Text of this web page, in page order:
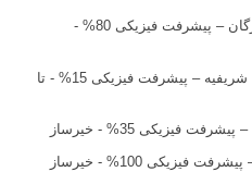
احداث مرکز جامع سلامت مهرگان – پیشرفت فیزیکی 80% -
احداث مرکز فوریتهای پزشکی شریفیه – پیشرفت فیزیکی 15% - تا
فیزیکی 35% - خیرساز
100% - خیرساز